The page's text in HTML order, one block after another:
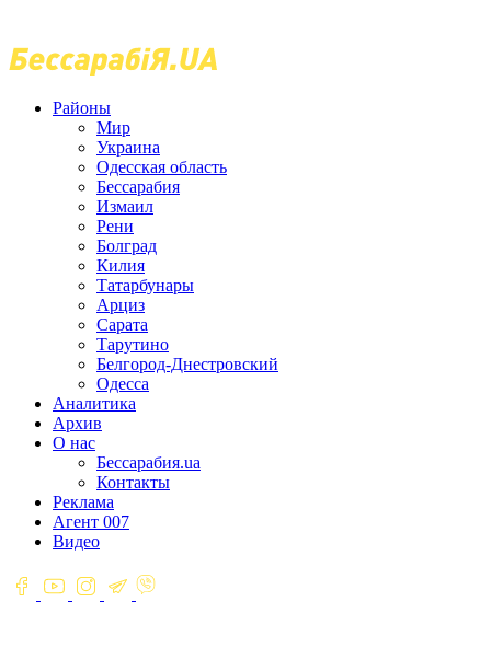
Районы
Мир
Украина
Одесская область
Бессарабия
Измаил
Рени
Болград
Килия
Татарбунары
Арциз
Сарата
Тарутино
Белгород-Днестровский
Одесса
Аналитика
Архив
О нас
Бессарабия.ua
Контакты
Реклама
Агент 007
Видео